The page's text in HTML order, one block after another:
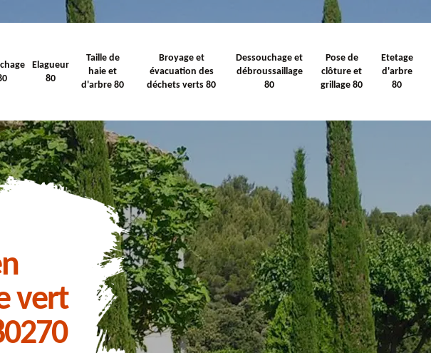
Elagueur
80
Taille de
haie et
d'arbre 80
Broyage et
évacuation des
déchets verts 80
Dessouchage et
débroussaillage
80
Pose de
clôture et
grillage 80
Etetage
d'arbre
80
vert